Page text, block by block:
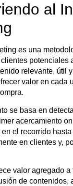
al
es una
potenciales
relevante, útil
valor en cada
se basa en
acercamiento
el recorrido
en clientes y,
valor agregado a
de contenidos,